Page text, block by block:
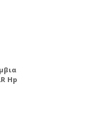
Hp